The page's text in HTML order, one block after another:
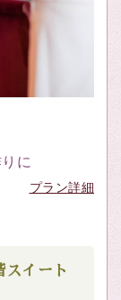
に
プラン詳細
イート